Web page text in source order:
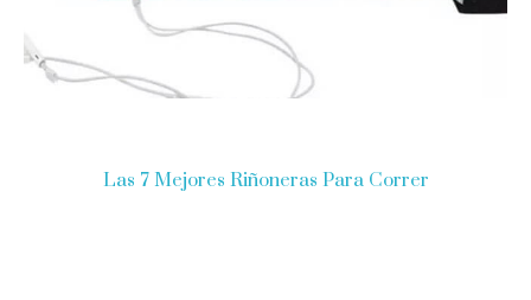
Las 7 Mejores Riñoneras Para Correr